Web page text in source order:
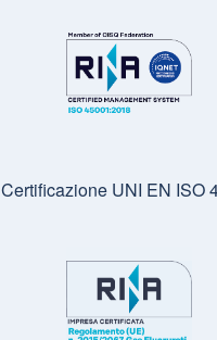
Certificazione UNI EN ISO